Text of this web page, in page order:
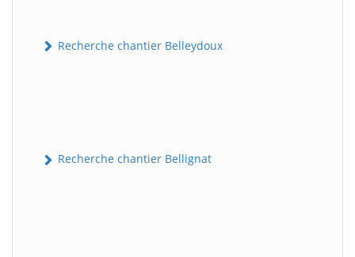
Recherche chantier Belleydoux
Recherche chantier Bellignat